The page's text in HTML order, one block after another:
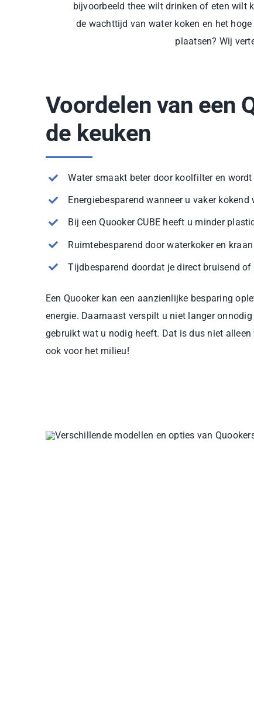
bijvoorbeeld thee wilt drinken of eten wilt
de wachttijd van water koken en het
plaatsen? Wij
Voordelen van een
de keuken
Water smaakt beter door koolfilter en
Energiebesparend wanneer u vaker kokend
Bij een Quooker CUBE heeft u minder
Ruimtebesparend door waterkoker en kraan
Tijdbesparend doordat je direct bruisend of
Een Quooker kan een aanzienlijke besparing
energie. Daarnaast verspilt u niet langer
gebruikt wat u nodig heeft. Dat is dus niet
ook voor het milieu!